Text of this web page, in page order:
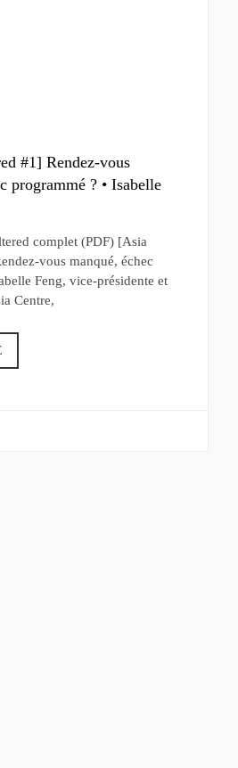
#1] Rendez-vous
programmé ? • Isabelle
complet (PDF) [Asia
vous manqué, échec
Feng, vice-présidente et
Centre,